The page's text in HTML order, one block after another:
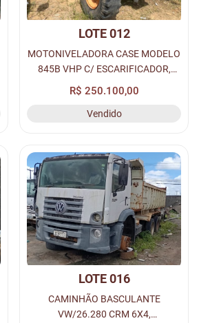
LOTE 012
MOTONIVELADORA CASE MODELO
845B VHP C/ ESCARIFICADOR,
CABINADA, COR AMARELA A
DIESEL, PIN:
*HBZN0845CEAF03632*, S/N:
R$ 250.100,00
Vendido
LOTE 016
CAMINHÃO BASCULANTE
VW/26.280 CRM 6X4,